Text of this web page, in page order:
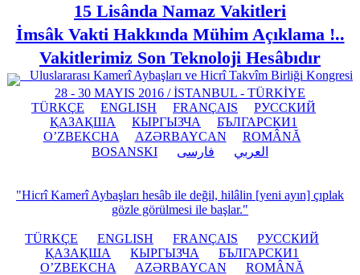
15 Lisânda Namaz Vakitleri
İmsâk Vakti Hakkında Mühim Açıklama !..
Vakitlerimiz Son Teknoloji Hesâbıdır
Uluslararası Kamerî Aybaşları ve Hicrî Takvîm Birliği Kongresi
28 - 30 MAYIS 2016 / İSTANBUL - TÜRKİYE
TÜRKÇE
ENGLISH FRANÇAIS
РУССКИЙ
ҚАЗАҚША
КЫPГЫЗЧA
БЪЛГАРСКИ1
O’ZBEKCHA
AZӘRBAYCAN
ROMÂNĂ
BOSANSKI
العربي فارسی
"Hicrî Kamerî Aybaşları hesâb ile değil, hilâlin [yeni ayın] çıplak
gözle görülmesi ile başlar."
TÜRKÇE ENGLISH FRANÇAIS
РУССКИЙ
ҚАЗАҚША
КЫPГЫЗЧA
БЪЛГАРСКИ1
O’ZBEKCHA
AZӘRBAYCAN
ROMÂNĂ